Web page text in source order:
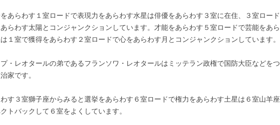
あらわす１室ロードで表現力をあらわす水星は俳優をあらわす３室に在住、３室ロード
らわす太陽とコンジャンクションしています。才能をあらわす５室ロードで芸能をあら
１室で獲得をあらわす２室ロードで心をあらわす月とコンジャンクションしています。
・レオタールの弟であるフランソワ・レオタールはミッテラン政権で国防大臣などをつ
家です。
す３室獅子座からみると選挙をあらわす６室ロードで権力をあらわす土星は６室山羊座
トバックして６室をよくしています。